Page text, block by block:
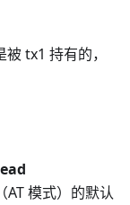
tx1 持有的，
AT 模式）的默认